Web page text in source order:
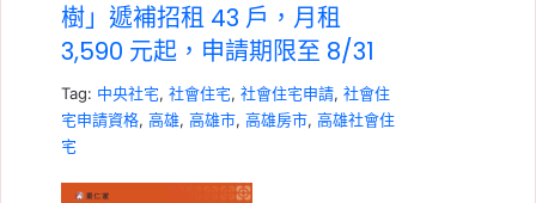
樹」遞補招租 43 戶，月租
3,590 元起，申請期限至 8/31
Tag: 中央社宅, 社會住宅, 社會住宅申請, 社會住
宅申請資格, 高雄, 高雄市, 高雄房市, 高雄社會住
宅